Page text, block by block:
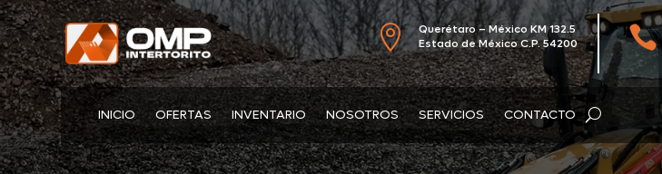

Querétaro – México KM 132.5
Estado de México C.P. 54200

INICIO OFERTAS INVENTARIO NOSOTROS SERVICIOS CONTACTO